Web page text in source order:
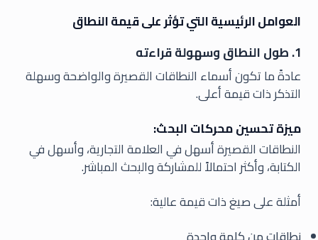
العوامل الرئيسية التي تؤثر على قيمة النطاق
1. طول النطاق وسهولة قراءته
عادةً ما تكون أسماء النطاقات القصيرة والواضحة وسهلة
التذكر ذات قيمة أعلى.
ميزة تحسين محركات البحث:
النطاقات القصيرة أسهل في العلامة التجارية، وأسهل في
الكتابة، وأكثر احتمالاً للمشاركة والبحث المباشر.
أمثلة على صيغ ذات قيمة عالية: